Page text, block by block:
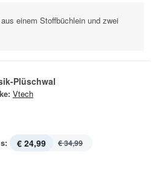
einem ­Stoffbüchlein und zwei
Plüschwal
Vtech
€ 24,99 € 34,99